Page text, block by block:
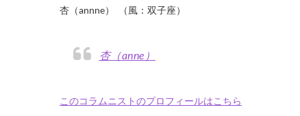
杏（annne） （風：双子座）
杏（anne）
このコラムニストのプロフィールはこちら